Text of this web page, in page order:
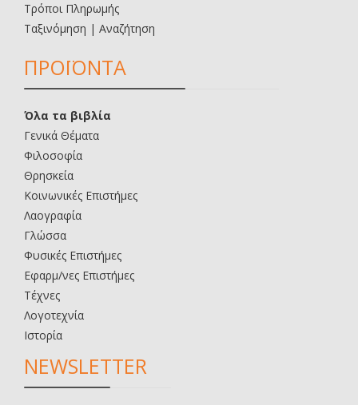
Τρόποι Πληρωμής
Ταξινόμηση | Αναζήτηση
ΠΡΟΪΟΝΤΑ
Όλα τα βιβλία
Γενικά Θέματα
Φιλοσοφία
Θρησκεία
Κοινωνικές Επιστήμες
Λαογραφία
Γλώσσα
Φυσικές Επιστήμες
Εφαρμ/νες Επιστήμες
Τέχνες
Λογοτεχνία
Ιστορία
NEWSLETTER